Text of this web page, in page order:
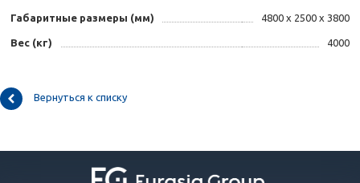
Габаритные размеры (мм) 4800 х 2500 х 3800
Вес (кг) 4000
Вернуться к списку